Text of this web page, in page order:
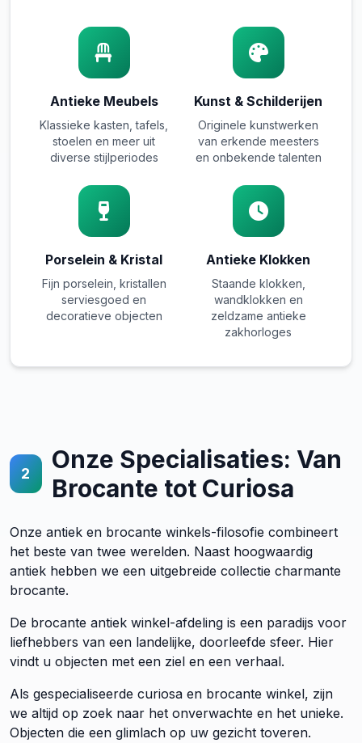
Antieke Meubels
Klassieke kasten, tafels,
stoelen en meer uit
diverse stijlperiodes
Kunst & Schilderijen
Originele kunstwerken
van erkende meesters
en onbekende talenten
Porselein & Kristal
Fijn porselein, kristallen
serviesgoed en
decoratieve objecten
Antieke Klokken
Staande klokken,
wandklokken en
zeldzame antieke
zakhorloges
2
Onze Specialisaties: Van
Brocante tot Curiosa
Onze antiek en brocante winkels-filosofie combineert
het beste van twee werelden. Naast hoogwaardig
antiek hebben we een uitgebreide collectie charmante
brocante.
De brocante antiek winkel-afdeling is een paradijs voor
liefhebbers van een landelijke, doorleefde sfeer. Hier
vindt u objecten met een ziel en een verhaal.
Als gespecialiseerde curiosa en brocante winkel, zijn
we altijd op zoek naar het onverwachte en het unieke.
Objecten die een glimlach op uw gezicht toveren.